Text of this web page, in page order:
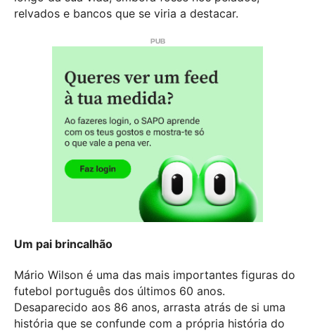
relvados e bancos que se viria a destacar.
Um pai brincalhão
Mário Wilson é uma das mais importantes figuras do
futebol português dos últimos 60 anos.
Desaparecido aos 86 anos, arrasta atrás de si uma
história que se confunde com a própria história do